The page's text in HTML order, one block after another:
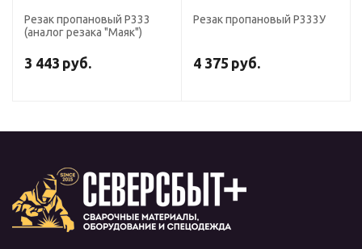
Резак пропановый Р333
(аналог резака "Маяк")
3 443 руб.
Резак пропановый Р333У
4 375 руб.